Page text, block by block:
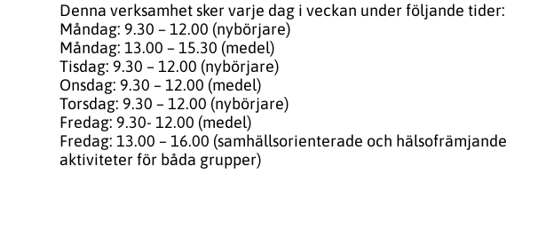
Denna verksamhet sker varje dag i veckan under följande tider:
Måndag: 9.30 – 12.00 (nybörjare)
Måndag: 13.00 – 15.30 (medel)
Tisdag: 9.30 – 12.00 (nybörjare)
Onsdag: 9.30 – 12.00 (medel)
Torsdag: 9.30 – 12.00 (nybörjare)
Fredag: 9.30- 12.00 (medel)
Fredag: 13.00 – 16.00 (samhällsorienterade och hälsofrämjande
aktiviteter för båda grupper)